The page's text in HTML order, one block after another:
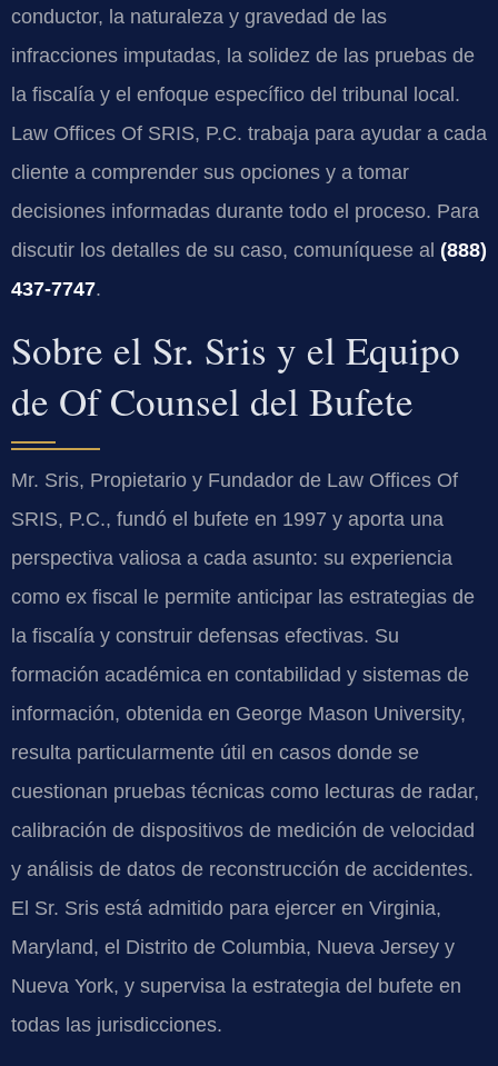
conductor, la naturaleza y gravedad de las
infracciones imputadas, la solidez de las pruebas de
la fiscalía y el enfoque específico del tribunal local.
Law Offices Of SRIS, P.C. trabaja para ayudar a cada
cliente a comprender sus opciones y a tomar
decisiones informadas durante todo el proceso. Para
discutir los detalles de su caso, comuníquese al (888)
437-7747.
Sobre el Sr. Sris y el Equipo
de Of Counsel del Bufete
Mr. Sris, Propietario y Fundador de Law Offices Of
SRIS, P.C., fundó el bufete en 1997 y aporta una
perspectiva valiosa a cada asunto: su experiencia
como ex fiscal le permite anticipar las estrategias de
la fiscalía y construir defensas efectivas. Su
formación académica en contabilidad y sistemas de
información, obtenida en George Mason University,
resulta particularmente útil en casos donde se
cuestionan pruebas técnicas como lecturas de radar,
calibración de dispositivos de medición de velocidad
y análisis de datos de reconstrucción de accidentes.
El Sr. Sris está admitido para ejercer en Virginia,
Maryland, el Distrito de Columbia, Nueva Jersey y
Nueva York, y supervisa la estrategia del bufete en
todas las jurisdicciones.